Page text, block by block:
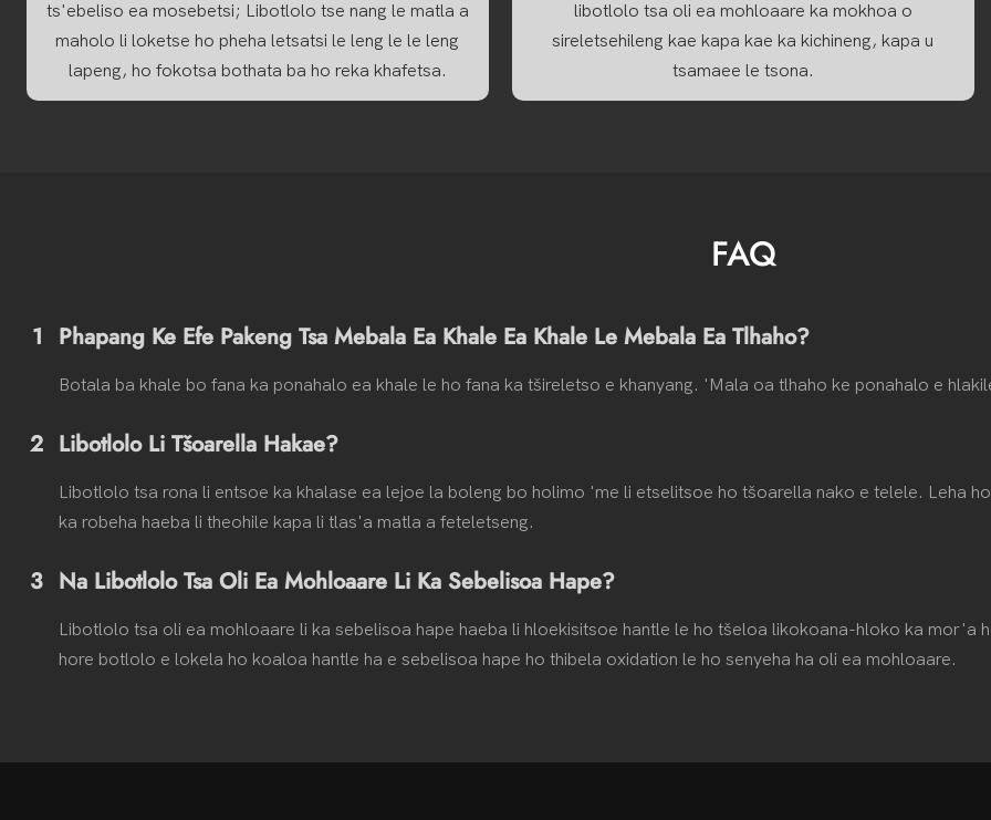
ts'ebeliso ea mosebetsi; Libotlolo tse nang le matla a
maholo li loketse ho pheha letsatsi le leng le le leng
lapeng, ho fokotsa bothata ba ho reka khafetsa.
libotlolo tsa oli ea mohloaare ka mokhoa o
sireletsehileng kae kapa kae ka kichineng, kapa u
tsamaee le tsona.
FAQ
1 Phapang Ke Efe Pakeng Tsa Mebala Ea Khale Ea Khale Le Mebala Ea Tlhaho?
Botala ba khale bo fana ka ponahalo ea khale le ho fana ka tšireletso e khanyang. 'Mala oa tlhaho ke ponahalo e
2 Libotlolo Li Tšoarella Hakae?
Libotlolo tsa rona li entsoe ka khalase ea lejoe la boleng bo holimo 'me li etselitsoe ho tšoarella nako e telele. Leha
ka robeha haeba li theohile kapa li tlas'a matla a feteletseng.
3 Na Libotlolo Tsa Oli Ea Mohloaare Li Ka Sebelisoa Hape?
Libotlolo tsa oli ea mohloaare li ka sebelisoa hape haeba li hloekisitsoe hantle le ho tšeloa likokoana-hloko ka mor'a
hore botlolo e lokela ho koaloa hantle ha e sebelisoa hape ho thibela oxidation le ho senyeha ha oli ea mohloaare.